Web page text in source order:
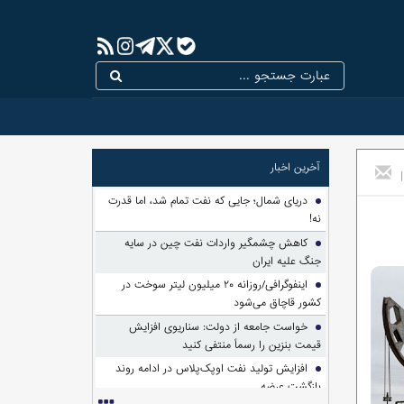
| آخرین اخبار
دریای شمال؛ جایی که نفت تمام شد، اما قدرت
نه!
کاهش چشمگیر واردات نفت چین در سایه
جنگ علیه ایران
اینفوگرافی/روزانه ۲۰ میلیون لیتر سوخت در
کشور قاچاق می‌شود
خواست جامعه از دولت: سناریوی افزایش
قیمت بنزین را رسماً منتفی کنید
افزایش تولید نفت اوپک‌پلاس در ادامه روند
بازگشت عرضه